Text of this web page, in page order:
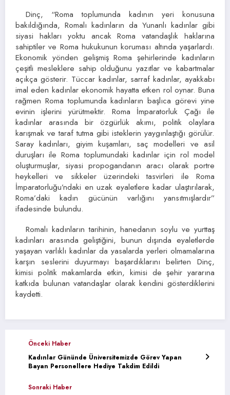
Dinç, “Roma toplumunda kadının yeri konusuna
bakıldığında, Romalı kadınların da Yunanlı kadınlar gibi
siyasi hakları yoktu ancak Roma vatandaşlık haklarına
sahiptiler ve Roma hukukunun koruması altında yaşarlardı.
Ekonomik yönden gelişmiş Roma şehirlerinde kadınların
çeşitli mesleklere sahip olduğunu yazıtlar ve kabartmalar
açıkça gösterir. Tüccar kadınlar, sarraf kadınlar, ayakkabı
imal eden kadınlar ekonomik hayatta etken rol oynar. Buna
rağmen Roma toplumunda kadınların başlıca görevi yine
evinin işlerini yürütmektir. Roma İmparatorluk Çağı ile
kadınlar arasında bir özgürlük akımı, politik olaylara
karışmak ve taraf tutma gibi isteklerin yaygınlaştığı görülür.
Saray kadınları, giyim kuşamları, saç modelleri ve asil
duruşları ile Roma toplumundaki kadınlar için rol model
oluşturmuşlar, siyasi propogandanın aracı olarak portre
heykelleri ve sikkeler üzerindeki tasvirleri ile Roma
İmparatorluğu’ndaki en uzak eyaletlere kadar ulaştırılarak,
Roma’daki kadın gücünün varlığını yansıtmışlardır”
ifadesinde bulundu.
Romalı kadınların tarihinin, hanedanın soylu ve yurttaş
kadınları arasında geliştiğini, bunun dışında eyaletlerde
yaşayan varlıklı kadınlar da yasalarda yerleri olmamalarına
karşın seslerini duyurmayı başardıklarını belirten Dinç,
kimisi politik makamlarda etkin, kimisi de şehir yararına
katkıda bulunan vatandaşlar olarak kendini gösterdiklerini
kaydetti.
Önceki Haber
Kadınlar Gününde Üniversitemizde Görev Yapan
Bayan Personellere Hediye Takdim Edildi
Sonraki Haber